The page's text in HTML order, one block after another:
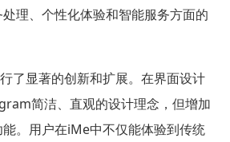
理、个性化体验和智能服务方面的
了显著的创新和扩展。在界面设计
简洁、直观的设计理念，但增加
。用户在iMe中不仅能体验到传统